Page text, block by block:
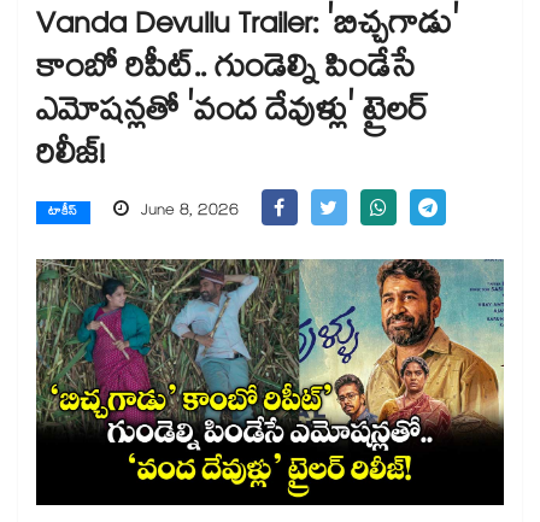
Vanda Devullu Trailer: 'బిచ్చగాడు'
కాంబో రిపీట్.. గుండెల్ని పిండేసే
ఎమోషన్లతో 'వంద దేవుళ్లు' ట్రైలర్
రిలీజ్!
టాకీస్ June 8, 2026